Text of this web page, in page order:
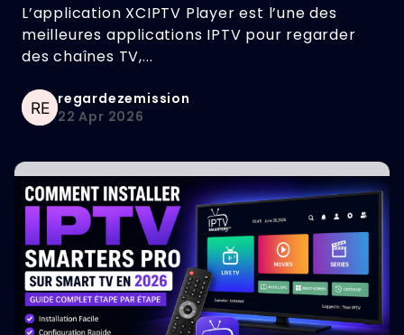
L’application XCIPTV Player est l’une des
meilleures applications IPTV pour regarder
des chaînes TV,...
regardezemission
22 Apr 2026